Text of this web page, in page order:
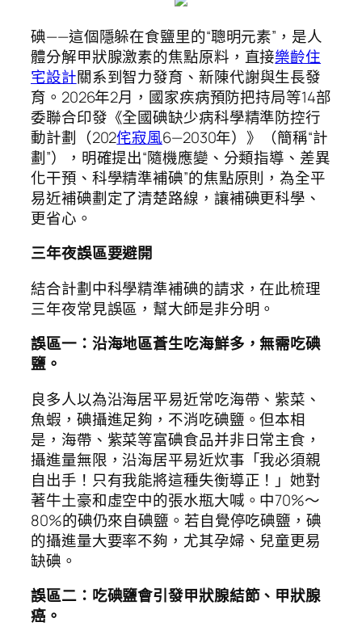
碘——這個隱躲在食鹽里的“聰明元素”，是人
體分解甲狀腺激素的焦點原料，直接樂齡住
宅設計關系到智力發育、新陳代謝與生長發
育。2026年2月，國家疾病預防把持局等14部
委聯合印發《全國碘缺少病科學精準防控行
動計劃（202侘寂風6—2030年）》（簡稱“計
劃”），明確提出“隨機應變、分類指導、差異
化干預、科學精準補碘”的焦點原則，為全平
易近補碘劃定了清楚路線，讓補碘更科學、
更省心。
三年夜誤區要避開
結合計劃中科學精準補碘的請求，在此梳理
三年夜常見誤區，幫大師是非分明。
誤區一：沿海地區蒼生吃海鮮多，無需吃碘
鹽。
良多人以為沿海居平易近常吃海帶、紫菜、
魚蝦，碘攝進足夠，不消吃碘鹽。但本相
是，海帶、紫菜等富碘食品并非日常主食，
攝進量無限，沿海居平易近炊事「我必須親
自出手！只有我能將這種失衡導正！」她對
著牛土豪和虛空中的張水瓶大喊。中70%～
80%的碘仍來自碘鹽。若自覺停吃碘鹽，碘
的攝進量大要率不夠，尤其孕婦、兒童更易
缺碘。
誤區二：吃碘鹽會引發甲狀腺結節、甲狀腺
癌。